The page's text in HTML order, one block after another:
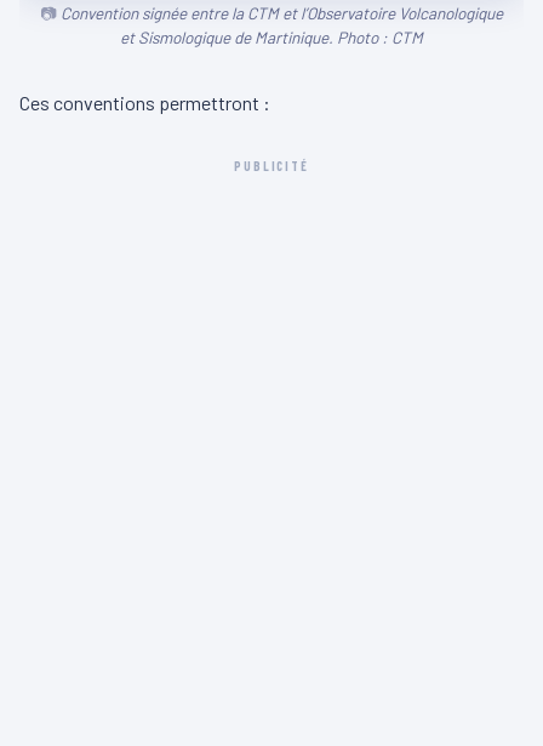
Convention signée entre la CTM et l’Observatoire Volcanologique
et Sismologique de Martinique. Photo : CTM
Ces conventions permettront :
PUBLICITÉ